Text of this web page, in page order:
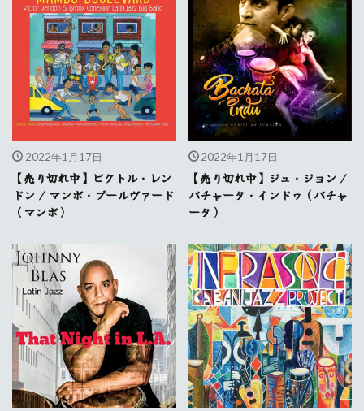
2022年1月17日
【売り切れ中】ビクトル・レン
ドン / マンボ・ブールヴァード
（マンボ）
2022年1月17日
【売り切れ中】ジュ・ジョン /
バチャータ・インドゥ（バチャ
ータ）